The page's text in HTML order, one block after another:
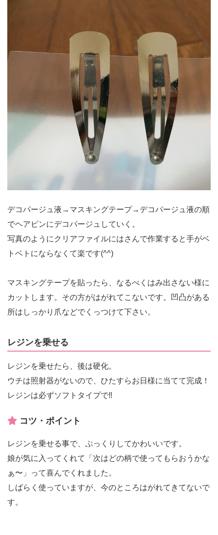
デコパージュ液→マスキングテープ→デコパージュ液の順
でヘアピンにデコパージュしていく。
写真のようにクリアファイルにはさんで作業すると手がベ
トベトにならなくて楽です(^^)
マスキングテープを貼ったら、なるべくはみ出さない様に
カットします。その方がはがれてこないです。凹凸がある
所はしっかり爪などでくっつけて下さい。
レジンを乗せる
レジンを乗せたら、後は硬化。
ウチは照射器がないので、ひたすらお日様に当てて完成！
レジンは必ずソフトタイプで‼︎
コツ・ポイント
レジンを乗せる事で、ぷっくりしてかわいいです。
娘が気に入ってくれて「次はどの柄で使ってもらおうかな
ぁ〜」って喜んでくれました。
しばらく使っていますが、今のところはがれてきてないで
す。